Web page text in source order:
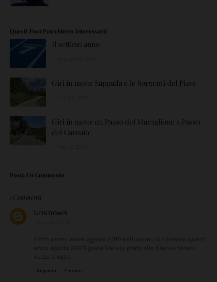
Questi Post Potrebbero Interessarti
Il settimo anno
Giri in moto: Sappada e le Sorgenti del Piave
Giri in moto: da Passo del Muraglione a Passo
del Carnaio
Posta Un Commento
1 Commenti
Unknown
Rispondi Elimina